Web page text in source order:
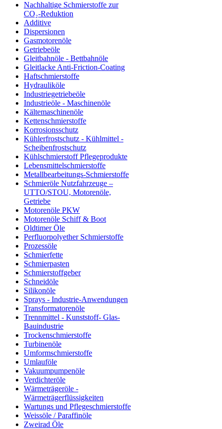
Nachhaltige Schmierstoffe zur
CO₂-Reduktion
Additive
Dispersionen
Gasmotorenöle
Getriebeöle
Gleitbahnöle - Bettbahnöle
Gleitlacke Anti-Friction-Coating
Haftschmierstoffe
Hydrauliköle
Industriegetriebeöle
Industrieöle - Maschinenöle
Kältemaschinenöle
Kettenschmierstoffe
Korrosionsschutz
Kühlerfrostschutz - Kühlmittel -
Scheibenfrostschutz
Kühlschmierstoff Pflegeprodukte
Lebensmittelschmierstoffe
Metallbearbeitungs-Schmierstoffe
Schmieröle Nutzfahrzeuge –
UTTO/STOU, Motorenöle,
Getriebe
Motorenöle PKW
Motorenöle Schiff & Boot
Oldtimer Öle
Perfluorpolyether Schmierstoffe
Prozessöle
Schmierfette
Schmierpasten
Schmierstoffgeber
Schneidöle
Silikonöle
Sprays - Industrie-Anwendungen
Transformatorenöle
Trennmittel - Kunststoff- Glas-
Bauindustrie
Trockenschmierstoffe
Turbinenöle
Umformschmierstoffe
Umlauföle
Vakuumpumpenöle
Verdichteröle
Wärmeträgeröle -
Wärmeträgerflüssigkeiten
Wartungs und Pflegeschmierstoffe
Weissöle / Paraffinöle
Zweirad Öle